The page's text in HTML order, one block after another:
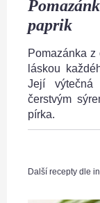
paprik
Pomazánka
láskou
Její výtečná
čerstvým
pírka.
Další recepty dle